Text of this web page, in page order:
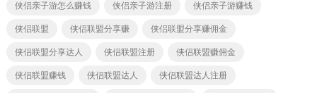
侠侣亲子游怎么赚钱 侠侣亲子游注册 侠侣亲子游赚钱
侠侣联盟 侠侣联盟分享赚 侠侣联盟分享赚佣金
侠侣联盟分享达人 侠侣联盟注册 侠侣联盟赚佣金
侠侣联盟赚钱 侠侣联盟达人 侠侣联盟达人注册